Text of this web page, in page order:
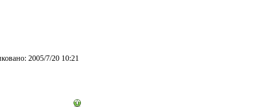
2005/7/20 10:21